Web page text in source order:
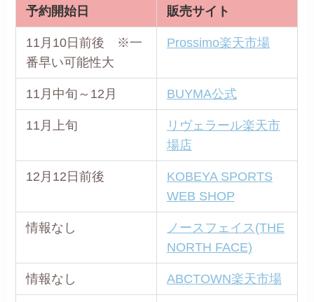
予約開始日 販売サイト
11月10日前後 ※一
番早い可能性大
Prossimo楽天市場
11月中旬～12月 BUYMA公式
11月上旬
リヴェラール楽天市
場店
12月12日前後
KOBEYA SPORTS
WEB SHOP
情報なし
ノースフェイス(THE
NORTH FACE)
情報なし ABCTOWN楽天市場